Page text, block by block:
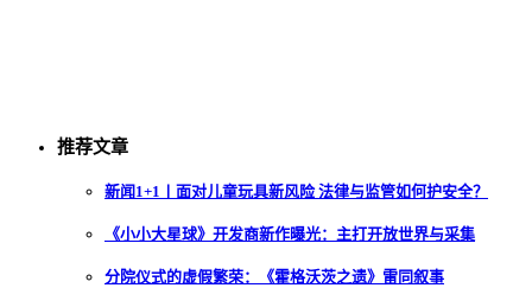
推荐文章
新闻1+1丨面对儿童玩具新风险 法律与监管如何护安全？
《小小大星球》开发商新作曝光：主打开放世界与采集
分院仪式的虚假繁荣：《霍格沃茨之遗》雷同叙事